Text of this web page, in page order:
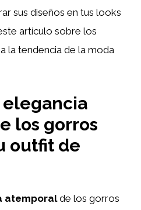
sus diseños en tus looks
artículo sobre los
la tendencia de la moda
elegancia
los gorros
outfit de
atemporalde los gorros